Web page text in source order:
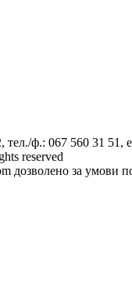
тел./ф.: 067 560 31 51,
reserved
дозволено за умови